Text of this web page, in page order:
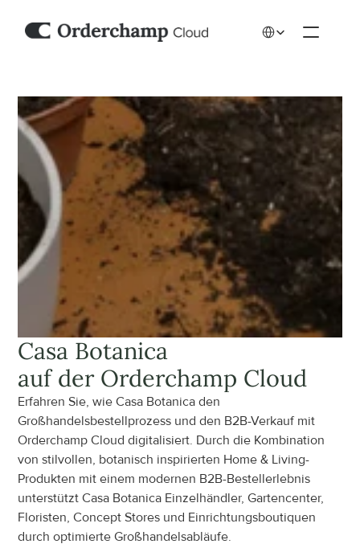
Casa Botanica
auf der Orderchamp Cloud
Erfahren Sie, wie Casa Botanica den
Großhandelsbestellprozess und den B2B-Verkauf mit
Orderchamp Cloud digitalisiert. Durch die Kombination
von stilvollen, botanisch inspirierten Home & Living-
Produkten mit einem modernen B2B-Bestellerlebnis
unterstützt Casa Botanica Einzelhändler, Gartencenter,
Floristen, Concept Stores und Einrichtungsboutiquen
durch optimierte Großhandelsabläufe.